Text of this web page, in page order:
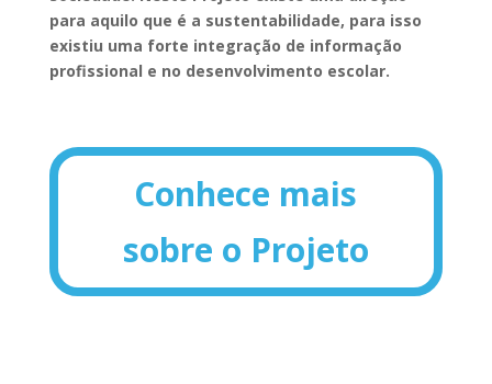
para aquilo que é a sustentabilidade, para isso
existiu uma forte integração de informação
profissional e no desenvolvimento escolar.
Conhece mais
sobre o Projeto